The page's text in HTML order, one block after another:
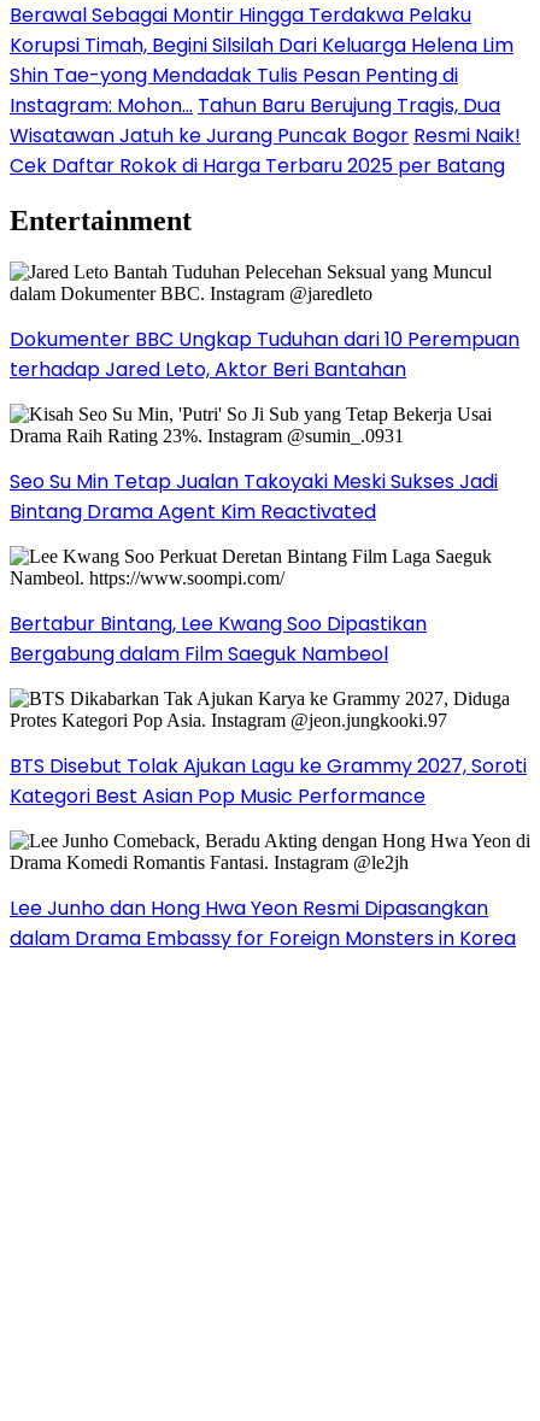
Berawal Sebagai Montir Hingga Terdakwa Pelaku
Korupsi Timah, Begini Silsilah Dari Keluarga Helena Lim
Shin Tae-yong Mendadak Tulis Pesan Penting di
Instagram: Mohon… Tahun Baru Berujung Tragis, Dua
Wisatawan Jatuh ke Jurang Puncak Bogor Resmi Naik!
Cek Daftar Rokok di Harga Terbaru 2025 per Batang
Entertainment
Dokumenter BBC Ungkap Tuduhan dari 10 Perempuan
terhadap Jared Leto, Aktor Beri Bantahan
Seo Su Min Tetap Jualan Takoyaki Meski Sukses Jadi
Bintang Drama Agent Kim Reactivated
Bertabur Bintang, Lee Kwang Soo Dipastikan
Bergabung dalam Film Saeguk Nambeol
BTS Disebut Tolak Ajukan Lagu ke Grammy 2027, Soroti
Kategori Best Asian Pop Music Performance
Lee Junho dan Hong Hwa Yeon Resmi Dipasangkan
dalam Drama Embassy for Foreign Monsters in Korea